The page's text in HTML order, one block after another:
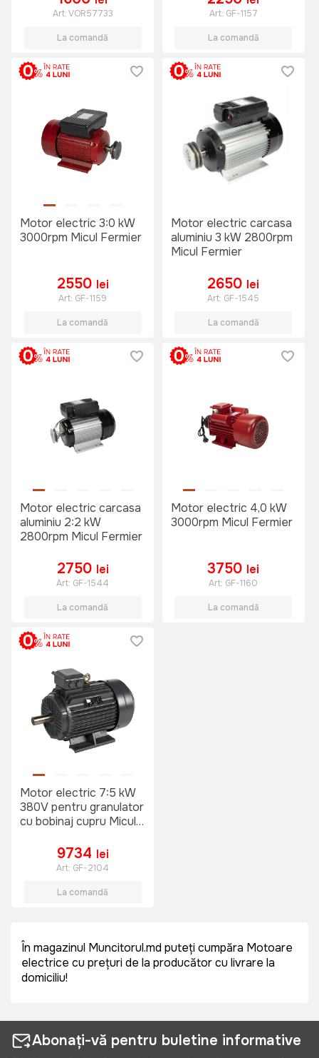
Art:VOR57733
La comandă
Art: GF-1157
La comandă
Motor electric 3:0 kW
3000rpm Micul Fermier
2550 lei
Art: GF-1159
La comandă
Motor electric carcasa
aluminiu 3 kW 2800rpm
Micul Fermier
2650 lei
Art: GF-1545
La comandă
Motor electric carcasa
aluminiu 2:2 kW
2800rpm Micul Fermier
2750 lei
Art: GF-1544
La comandă
Motor electric 4,0 kW
3000rpm Micul Fermier
3750 lei
Art: GF-1160
La comandă
Motor electric 7:5 kW
380V pentru granulator
cu bobinaj cupru Micul
9734 lei
Art: GF-2104
La comandă
În magazinul Muncitorul.md puteți cumpăra Motoare
electrice cu prețuri de la producător cu livrare la
domiciliu!
Abonați-vă pentru buletine informative